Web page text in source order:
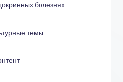
болезнях
темы